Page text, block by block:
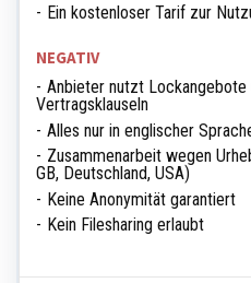
Ein kostenloser Tarif zur
NEGATIV
Anbieter nutzt Lockangebote
Vertragsklauseln
Alles nur in englischer
Zusammenarbeit wegen
GB, Deutschland, USA)
Keine Anonymität garantiert
Kein Filesharing erlaubt